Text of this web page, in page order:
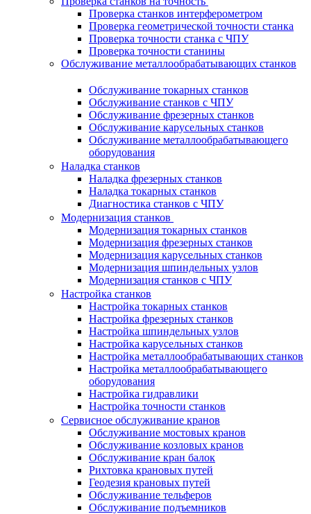
Проверка станков интерферометром
Проверка геометрической точности станка
Проверка точности станка с ЧПУ
Проверка точности станины
Обслуживание металлообрабатывающих станков
Обслуживание токарных станков
Обслуживание станков с ЧПУ
Обслуживание фрезерных станков
Обслуживание карусельных станков
Обслуживание металлообрабатывающего
оборудования
Наладка станков
Наладка фрезерных станков
Наладка токарных станков
Диагностика станков с ЧПУ
Модернизация станков
Модернизация токарных станков
Модернизация фрезерных станков
Модернизация карусельных станков
Модернизация шпиндельных узлов
Модернизация станков с ЧПУ
Настройка станков
Настройка токарных станков
Настройка фрезерных станков
Настройка шпиндельных узлов
Настройка карусельных станков
Настройка металлообрабатывающих станков
Настройка металлообрабатывающего
оборудования
Настройка гидравлики
Настройка точности станков
Сервисное обслуживание кранов
Обслуживание мостовых кранов
Обслуживание козловых кранов
Обслуживание кран балок
Рихтовка крановых путей
Геодезия крановых путей
Обслуживание тельферов
Обслуживание подъемников